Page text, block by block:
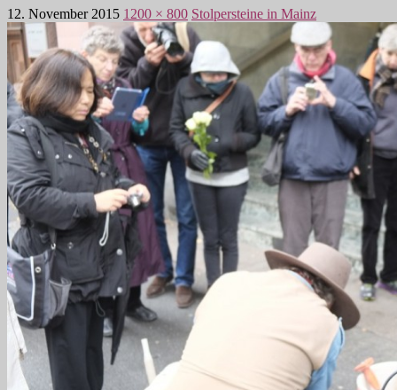
12. November 2015 1200 × 800 Stolpersteine in Mainz